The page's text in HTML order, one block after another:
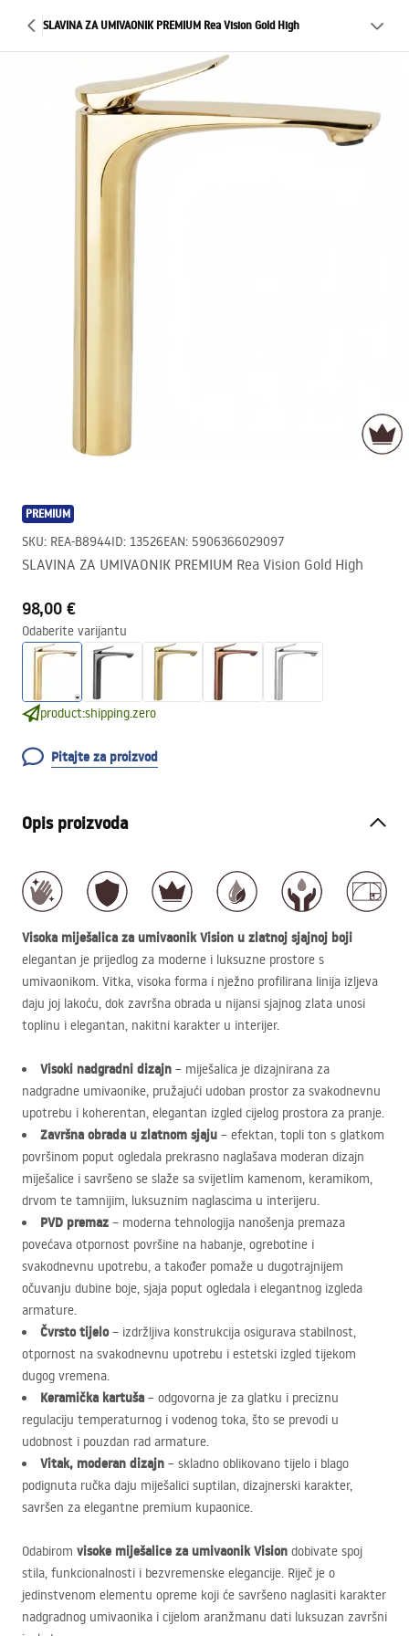
SLAVINA ZA UMIVAONIK PREMIUM Rea Vision Gold High
PREMIUM
SKU: REA-B8944ID: 13526EAN: 5906366029097
SLAVINA ZA UMIVAONIK PREMIUM Rea Vision Gold High
98,00 €
Odaberite varijantu
product:shipping.zero
Pitajte za proizvod
Opis proizvoda
Visoka miješalica za umivaonik Vision u zlatnoj sjajnoj boji
elegantan je prijedlog za moderne i luksuzne prostore s
umivaonikom. Vitka, visoka forma i nježno profilirana linija izljeva
daju joj lakoću, dok završna obrada u nijansi sjajnog zlata unosi
toplinu i elegantan, nakitni karakter u interijer.
Visoki nadgradni dizajn – miješalica je dizajnirana za
nadgradne umivaonike, pružajući udoban prostor za svakodnevnu
upotrebu i koherentan, elegantan izgled cijelog prostora za pranje.
Završna obrada u zlatnom sjaju – efektan, topli ton s glatkom
površinom poput ogledala prekrasno naglašava moderan dizajn
miješalice i savršeno se slaže sa svijetlim kamenom, keramikom,
drvom te tamnijim, luksuznim naglascima u interijeru.
PVD premaz – moderna tehnologija nanošenja premaza
povećava otpornost površine na habanje, ogrebotine i
svakodnevnu upotrebu, a također pomaže u dugotrajnijem
očuvanju dubine boje, sjaja poput ogledala i elegantnog izgleda
armature.
Čvrsto tijelo– izdržljiva konstrukcija osigurava stabilnost,
otpornost na svakodnevnu upotrebu i estetski izgled tijekom
dugog vremena.
Keramička kartuša – odgovorna je za glatku i preciznu
regulaciju temperaturnog i vodenog toka, što se prevodi u
udobnost i pouzdan rad armature.
Vitak, moderan dizajn – skladno oblikovano tijelo i blago
podignuta ručka daju miješalici suptilan, dizajnerski karakter,
savršen za elegantne premium kupaonice.
Odabirom visoke miješalice za umivaonik Vision dobivate spoj
stila, funkcionalnosti i bezvremenske elegancije. Riječ je o
jedinstvenom elementu opreme koji će savršeno naglasiti karakter
nadgradnog umivaonika i cijelom aranžmanu dati luksuzan završni